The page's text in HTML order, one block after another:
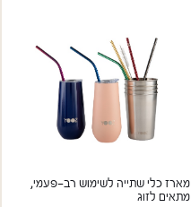
מארז כלי שתייה לשימוש רב-פעמי,
מתאים לזוג